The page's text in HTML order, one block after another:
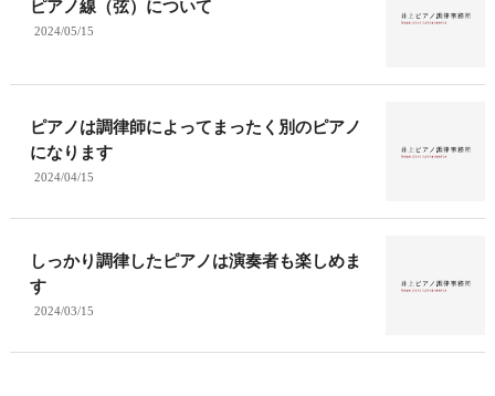
ピアノ線（弦）について
2024/05/15
ピアノは調律師によってまったく別のピアノ
になります
2024/04/15
しっかり調律したピアノは演奏者も楽しめま
す
2024/03/15